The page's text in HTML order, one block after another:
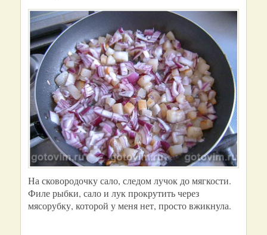
На сковородочку сало, следом лучок до мягкости.
Филе рыбки, сало и лук прокрутить через
мясорубку, которой у меня нет, просто вжикнула.